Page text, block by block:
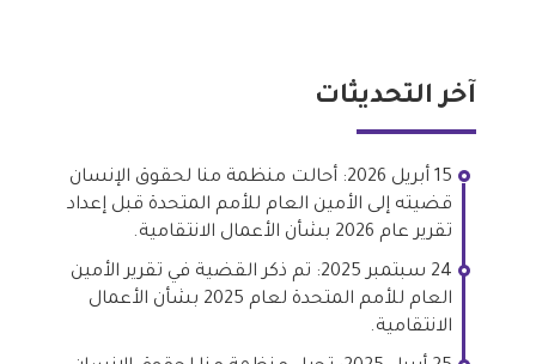
آخر التحديثات
15 أبريل 2026: أحالت منظمة منا لحقوق الإنسان
قضيته إلى الأمين العام للأمم المتحدة قبل إعداد
تقرير عام 2026 بشأن الأعمال الانتقامية.
24 سبتمبر 2025: تم ذكر القضية في تقرير الأمين
العام للأمم المتحدة لعام 2025 بشأن الأعمال
الانتقامية.